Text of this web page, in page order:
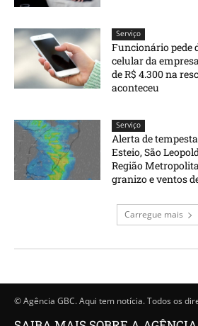
Serviço
Funcionário pede
celular da
de R$ 4.300 na
aconteceu
Serviço
Alerta de
Esteio, São
Região
granizo e ventos
Carregue mais
© Agência GBC. Aqui tem notícia. Todos os